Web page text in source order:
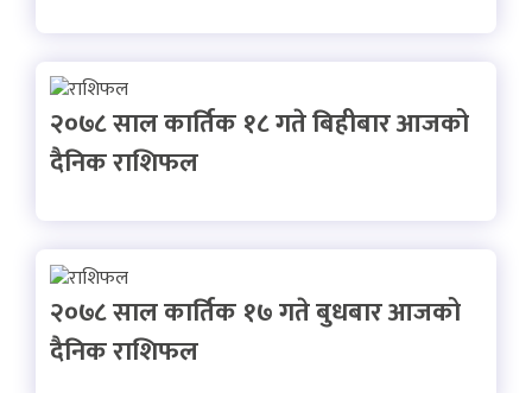
२०७८ साल कार्तिक १८ गते बिहीबार आजको
दैनिक राशिफल
२०७८ साल कार्तिक १७ गते बुधबार आजको
दैनिक राशिफल